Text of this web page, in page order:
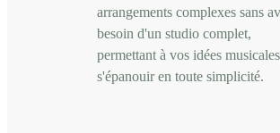
arrangements complexes sans
besoin d'un studio complet,
permettant à vos idées
s'épanouir en toute simplicité.